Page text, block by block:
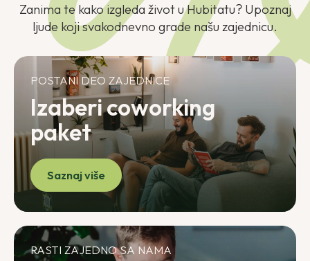
Zanima te kako izgleda život u Hubitatu? Upoznaj
ljude koji svakodnevno grade našu zajednicu.
POSTANI DEO ZAJEDNICE
Izaberi coworking
paket
Saznaj više
RASTI ZAJEDNO SA NAMA